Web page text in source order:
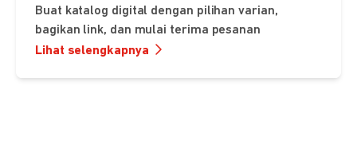
Buat katalog digital dengan pilihan varian,
bagikan link, dan mulai terima pesanan
Lihat selengkapnya